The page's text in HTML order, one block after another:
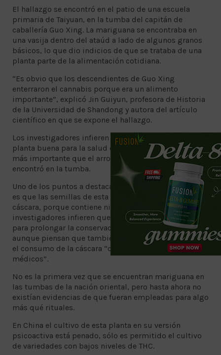
El hallazgo se encontró en el patio de una escuela
primaria de Taiyuan, en la tumba del capitán de
caballería Guo Xing. La mariguana se encontraba en
una vasija dentro del ataúd a lado de algunos granos
básicos, lo que dio indicios de que se trataba de una
planta parte de la alimentación cotidiana.
“Es obvio que los descendientes de Guo Xing
enterraron el cannabis porque era un alimento
importante”, explicó Jin Guiyun, profesora de Historia
de la Universidad de Shandong y autora del artículo
científico en que se expone el hallazgo.
Los investigadores infieren que se consideraba a la
planta buena para la salud e incluso pudo haber sido
más importante que el arroz, ya que este grano no se
encontró en la tumba.
Uno de los puntos a destacar de este descubrimiento
es que las semillas de esta planta conservaban su
cáscara, porque contiene niveles más altos de THC; los
investigadores infieren que la cascarilla se mantenía
para prolongar la conservación de las semillas,
aunque piensan que también pudo tener que ver con
el consumo de la cáscara “con propósitos religiosos y
médicos”.
No es la primera vez que se encuentran mariguana en
las tumbas de la nación oriental, pero hasta ahora no
existían evidencias de que fueran empleadas para algo
más qué rituales.
En China el cultivo de esta planta en su versión
psicoactiva está penado, sólo es permitido el cultivo
de variedades con bajos niveles de THC.